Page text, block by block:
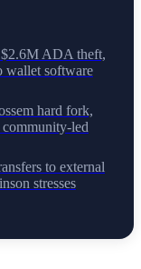
$2.6M ADA theft,
wallet software
hard fork,
community-led
to external
stresses